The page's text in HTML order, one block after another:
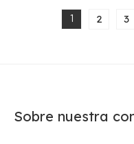
electrodomésticos y
1 2 3
Sobre nuestra